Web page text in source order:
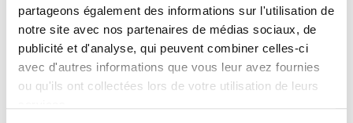
partageons également des informations sur l'utilisation de
notre site avec nos partenaires de médias sociaux, de
publicité et d'analyse, qui peuvent combiner celles-ci
avec d'autres informations que vous leur avez fournies
ou qu'ils ont collectées lors de votre utilisation de leurs